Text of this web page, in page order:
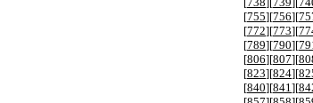
[755][756][
[772][773][
[789][790][
[806][807][
[823][824][
[840][841 ][